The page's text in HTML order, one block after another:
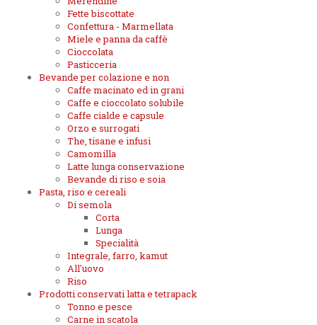
Fette biscottate
Confettura - Marmellata
Miele e panna da caffè
Cioccolata
Pasticceria
Bevande per colazione e non
Caffe macinato ed in grani
Caffe e cioccolato solubile
Caffe cialde e capsule
Orzo e surrogati
The, tisane e infusi
Camomilla
Latte lunga conservazione
Bevande di riso e soia
Pasta, riso e cereali
Di semola
Corta
Lunga
Specialità
Integrale, farro, kamut
All'uovo
Riso
Prodotti conservati latta e tetrapack
Tonno e pesce
Carne in scatola